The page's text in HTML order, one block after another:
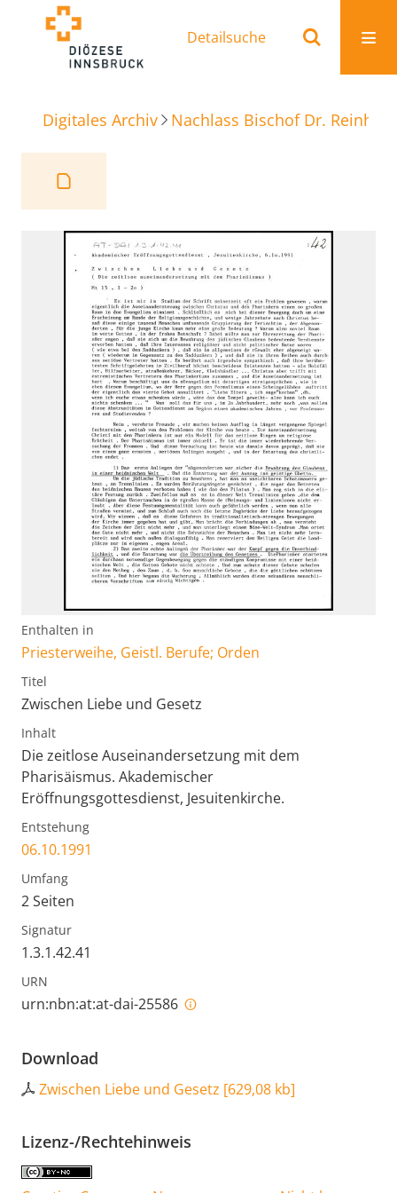
Detailsuche
Digitales Archiv Nachlass Bischof Dr.
Enthalten in
Priesterweihe, Geistl. Berufe; Orden
Titel
Zwischen Liebe und Gesetz
Inhalt
Die zeitlose Auseinandersetzung mit dem
Pharisäismus. Akademischer
Eröffnungsgottesdienst, Jesuitenkirche.
Entstehung
06.10.1991
Umfang
2 Seiten
Signatur
1.3.1.42.41
URN
urn:nbn:at:at-dai-25586
Download
Zwischen Liebe und Gesetz [629,08 kb]
Lizenz-/Rechtehinweis